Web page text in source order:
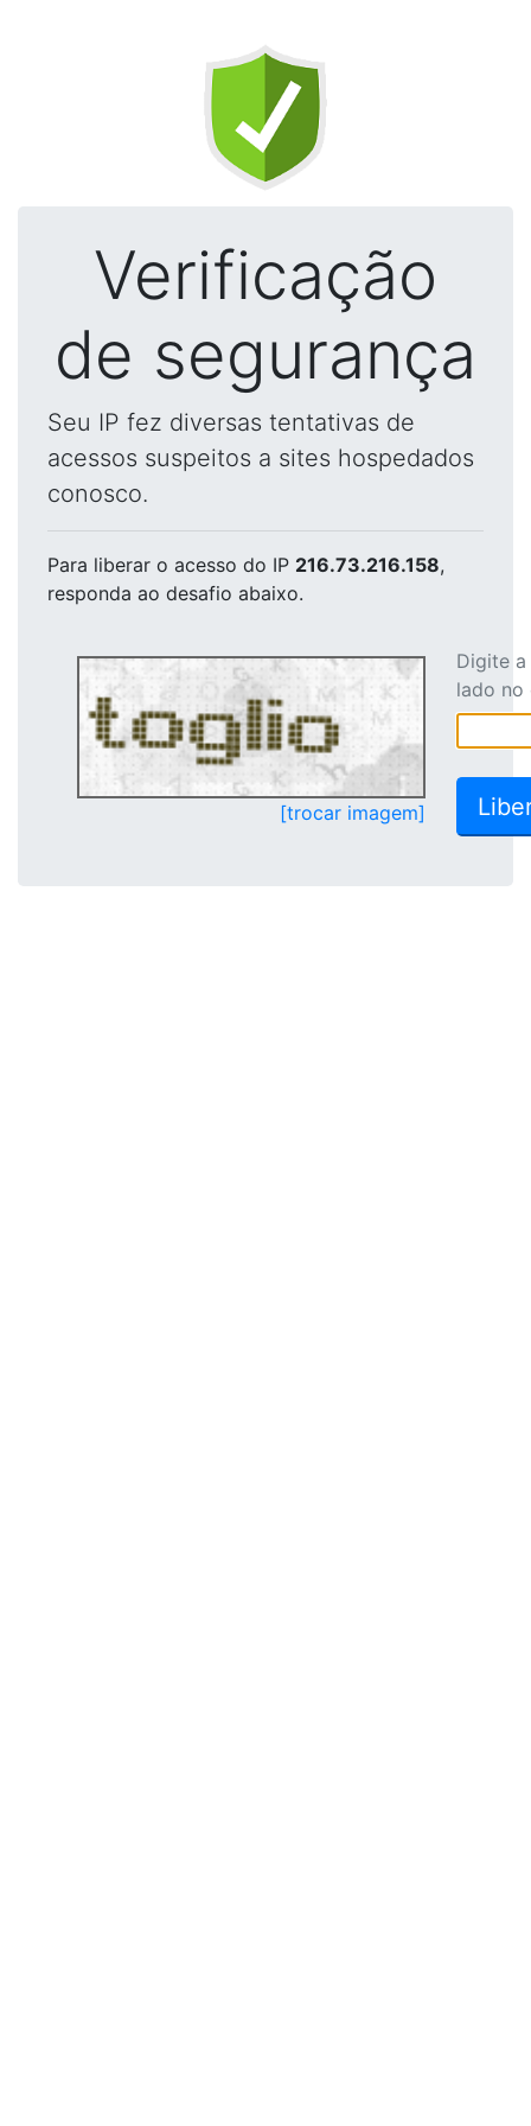
Verificação
de segurança
Seu IP fez diversas tentativas de
acessos suspeitos a sites hospedados
conosco.
Para liberar o acesso do IP 216.73.216.158,
responda ao desafio abaixo.
[trocar imagem]
Digite
lado no